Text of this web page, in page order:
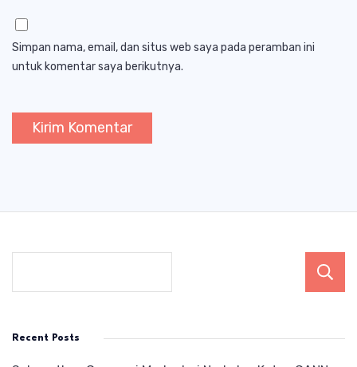
Simpan nama, email, dan situs web saya pada peramban ini
untuk komentar saya berikutnya.
Recent Posts